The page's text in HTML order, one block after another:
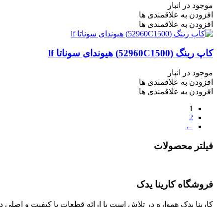
موجود در انبار
افزودن به علاقمندی ها
افزودن به علاقمندی ها
کاپ رینگ (52960C1500) هیوندای سوناتا lf
موجود در انبار
افزودن به علاقمندی ها
افزودن به علاقمندی ها
1
2
←
فیلتر محصولات
فروشگاه کارینا یدک
کارینا یدک همواره در تلاش است با ارائه قطعات با کیفیت و